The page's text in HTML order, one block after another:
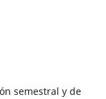
semestral y de